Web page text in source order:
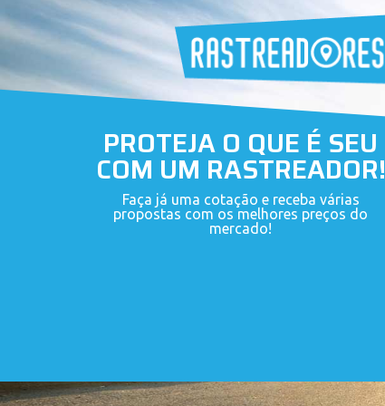
PROTEJA O QUE É SEU
COM UM RASTREADOR!
Faça já uma cotação e receba várias
propostas com os melhores preços do
mercado!